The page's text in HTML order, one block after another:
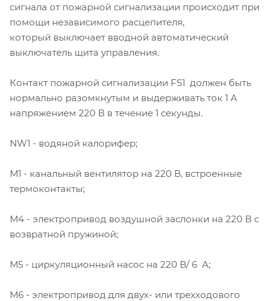
сигнала от пожарной сигнализации происходит при
помощи независимого расцепителя,
который выключает вводной автоматический
выключатель щита управления.
Контакт пожарной сигнализации FS1 должен быть
нормально разомкнутым и выдерживать ток 1 А
напряжением 220 В в течение 1 секунды.
NW1 - водяной калорифер;
М1 - канальный вентилятор на 220 В, встроенные
термоконтакты;
М4 - электропривод воздушной заслонки на 220 В с
возвратной пружиной;
М5 - циркуляционный насос на 220 В/ 6 A;
М6 - электропривод для двух- или трехходового